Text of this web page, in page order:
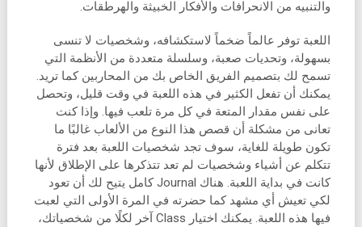
والتنبيه من الانحرافات والأفكار الخبيثة والهرطقات.
اللعبة توفر عالماً ضخماً لاستكشافه، وشخصيات لا تنسى
بسهولة، وتحديات صعبة، وسلسلة متعددة من الأنظمة التي
تسمح لك بتصميم الفريق الخاص بك من المحاربين كما تريد.
يمكنك أن تفعل الكثير في هذه اللعبة في وقت قليل، وتحصل
على نفس مقدار المتعة في كل مرة تلعب فيها. وإذا كنت
تعانى من مشكلة أن قصص هذا النوع من الألعاب غالبًا ما
تكون طويلة للغاية، سوف تجد شخصيات اللعبة بعد فترة
تتكلم عن أشياء وشخصيات لم تعد تتذكرها على الإطلاق لأنها
كانت في بداية اللعبة. هناك Journal كامل يتيح لك أن تعود
لكي تعيش أي مشهد كما حضرته في المرة الأولى التي لعبت
فيها هذه اللعبة. يمكنك اختيار Class آخر لكلًا من شخصياتك،